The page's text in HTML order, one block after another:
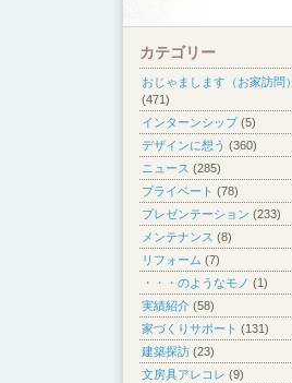
カテゴリー
おじゃまします（お家訪問）
(471)
インターンシップ(5)
デザインに想う (360)
ニュース (285)
プライベート (78)
プレゼンテーション (233)
メンテナンス (8)
リフォーム (7)
・・・のようなモノ (1)
実績紹介 (58)
家づくりサポート (131)
建築探訪 (23)
文房具アレコレ (9)